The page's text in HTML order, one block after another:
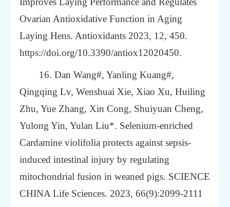
Ovarian Antioxidative Function in Aging
Laying Hens. Antioxidants 2023, 12, 450.
https://doi.org/10.3390/antiox12020450.
16. Dan Wang#, Yanling Kuang#,
Qingqing Lv, Wenshuai Xie, Xiao Xu, Huiling
Zhu, Yue Zhang, Xin Cong, Shuiyuan Cheng,
Yulong Yin, Yulan Liu*. Selenium-enriched
Cardamine violifolia protects against sepsis-
induced intestinal injury by regulating
mitochondrial fusion in weaned pigs. SCIENCE
CHINA Life Sciences. 2023, 66(9):2099-2111